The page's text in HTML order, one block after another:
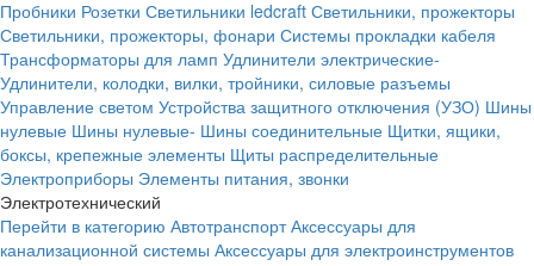
Пробники Розетки Светильники ledcraft Светильники, прожекторы
Светильники, прожекторы, фонари Системы прокладки кабеля
Трансформаторы для ламп Удлинители электрические-
Удлинители, колодки, вилки, тройники, силовые разъемы
Управление светом Устройства защитного отключения (УЗО) Шины
нулевые Шины нулевые- Шины соединительные Щитки, ящики,
боксы, крепежные элементы Щиты распределительные
Электроприборы Элементы питания, звонки
Электротехнический
Перейти в категорию Автотранспорт Аксессуары для
канализационной системы Аксессуары для электроинструментов